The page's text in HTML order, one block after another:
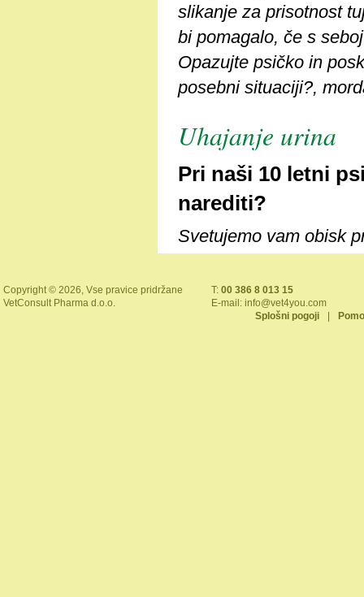
slikanje za prisotnost
bi pomagalo, če s
Opazujte psičko in
posebni situaciji?,
Uhajanje urina
Pri naši 10 letni
narediti?
Svetujemo vam obisk
Copyright © 2026, Vse pravice pridržane
VetConsult Pharma d.o.o.
T: 00 386 8 013 15
E-mail: info@vet4you.com
Splošni pogoji